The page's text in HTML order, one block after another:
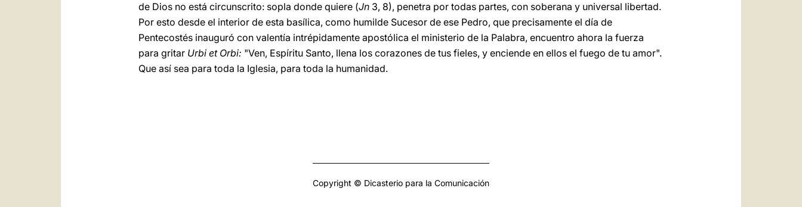
de Dios no está circunscrito: sopla donde quiere (Jn 3, 8), penetra por todas partes, con soberana y universal libertad.
Por esto desde el interior de esta basílica, como humilde Sucesor de ese Pedro, que precisamente el día de
Pentecostés inauguró con valentía intrépidamente apostólica el ministerio de la Palabra, encuentro ahora la fuerza
para gritar Urbi et Orbi: "Ven, Espíritu Santo, llena los corazones de tus fieles, y enciende en ellos el fuego de tu amor".
Que así sea para toda la Iglesia, para toda la humanidad.
Copyright © Dicasterio para la Comunicación